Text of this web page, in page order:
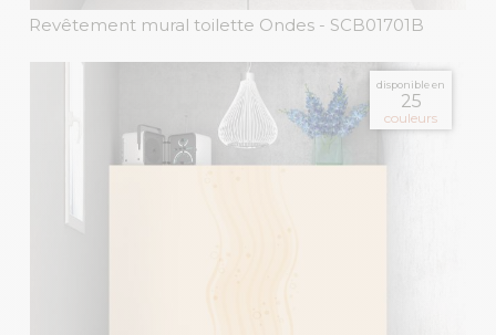
Revêtement mural toilette Ondes - SCB01701B
disponible en
25
couleurs